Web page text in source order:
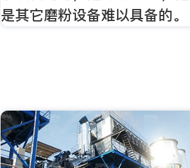
是其它磨粉设备难以具备的。